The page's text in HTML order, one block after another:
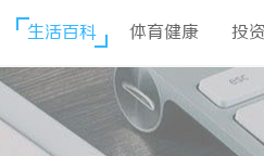
生活百科 体育健康 投